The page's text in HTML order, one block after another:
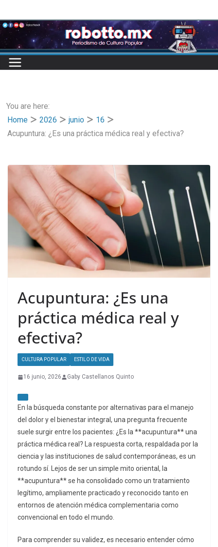
to
content
You are here:
Home
2026 junio
16
Acupuntura: ¿Es una práctica médica real y efectiva?
Acupuntura: ¿Es una
práctica médica real y
efectiva?
CULTURA POPULAR ESTILO DE VIDA
16 junio, 2026 Gaby Castellanos Quinto
En la búsqueda constante por alternativas para el manejo
del dolor y el bienestar integral, una pregunta frecuente
suele surgir entre los pacientes: ¿Es la **acupuntura** una
práctica médica real? La respuesta corta, respaldada por la
ciencia y las instituciones de salud contemporáneas, es un
rotundo sí. Lejos de ser un simple mito oriental, la
**acupuntura** se ha consolidado como un tratamiento
legítimo, ampliamente practicado y reconocido tanto en
entornos de atención médica complementaria como
convencional en todo el mundo.
Para comprender su validez, es necesario entender cómo